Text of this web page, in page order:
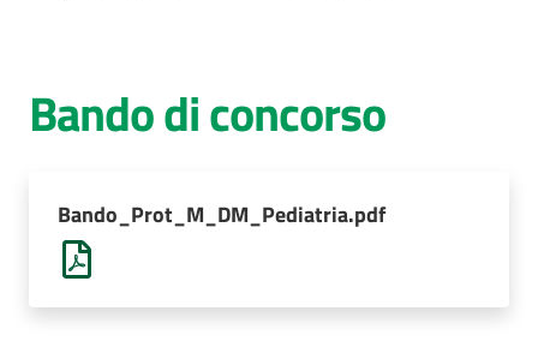
Servizi
AUSL
Bando di concorso
Bando_Prot_M_DM_Pediatria.pdf